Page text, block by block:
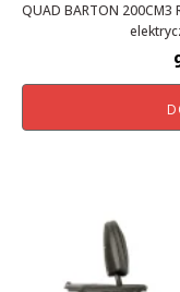
QUAD BARTON 200CM3